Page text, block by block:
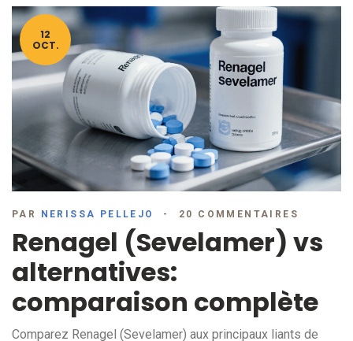
12
OCT.
PAR NERISSA PELLEJO 20 COMMENTAIRES
Renagel (Sevelamer) vs
alternatives:
comparaison complète
Comparez Renagel (Sevelamer) aux principaux liants de